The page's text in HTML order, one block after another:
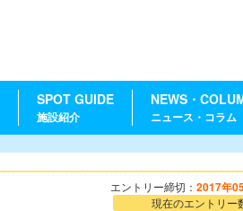
SPOT GUIDE
施設紹介
NEWS・
ニュース・コラム
エントリー締切： 2017年
現在のエントリ